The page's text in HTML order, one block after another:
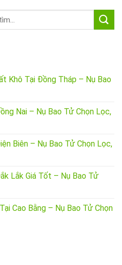
Khô Tại Đồng Tháp – Nụ Bao
Nai – Nụ Bao Tử Chọn Lọc,
Biên – Nụ Bao Tử Chọn Lọc,
Lắk Giá Tốt – Nụ Bao Tử
Cao Bằng – Nụ Bao Tử Chọn